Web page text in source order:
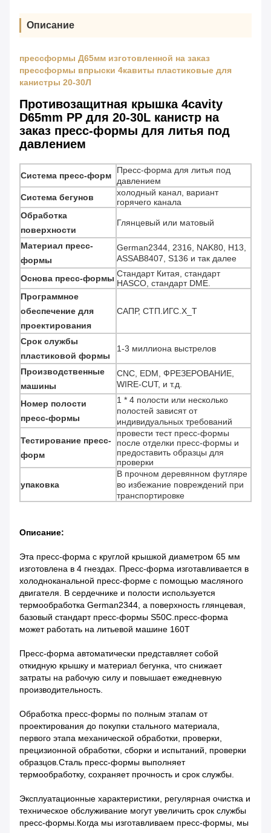
Описание
прессформы Д65мм изготовленной на заказ
прессформы впрыски 4кавиты пластиковые для
канистры 20-30Л
Противозащитная крышка 4cavity
D65mm PP для 20-30L канистр на
заказ пресс-формы для литья под
давлением
Система пресс-форм
Пресс-форма для литья под
давлением
Система бегунов
холодный канал, вариант
горячего канала
Обработка
поверхности
Глянцевый или матовый
Материал пресс-
формы
German2344, 2316, NAK80, H13,
ASSAB8407, S136 и так далее
Основа пресс-формы Стандарт Китая, стандарт
HASCO, стандарт DME.
Программное
обеспечение для
проектирования
САПР, СТП.ИГС.Х_Т
Срок службы
пластиковой формы
1-3 миллиона выстрелов
Производственные
машины
CNC, EDM, ФРЕЗЕРОВАНИЕ,
WIRE-CUT, и т.д.
Номер полости
пресс-формы
1 * 4 полости или несколько
полостей зависят от
индивидуальных требований
Тестирование пресс-
форм
провести тест пресс-формы
после отделки пресс-формы и
предоставить образцы для
проверки
упаковка
В прочном деревянном футляре
во избежание повреждений при
транспортировке
Описание:
Эта пресс-форма с круглой крышкой диаметром 65 мм
изготовлена ​​​​в 4 гнездах. Пресс-форма изготавливается в
холодноканальной пресс-форме с помощью масляного
двигателя. В сердечнике и полости используется
термообработка German2344, а поверхность глянцевая,
базовый стандарт пресс-формы S50C.пресс-форма
может работать на литьевой машине 160T
Пресс-форма автоматически представляет собой
откидную крышку и материал бегунка, что снижает
затраты на рабочую силу и повышает ежедневную
производительность.
Обработка пресс-формы по полным этапам от
проектирования до покупки стального материала,
первого этапа механической обработки, проверки,
прецизионной обработки, сборки и испытаний, проверки
образцов.Сталь пресс-формы выполняет
термообработку, сохраняет прочность и срок службы.
Эксплуатационные характеристики, регулярная очистка и
техническое обслуживание могут увеличить срок службы
пресс-формы.Когда мы изготавливаем пресс-формы, мы